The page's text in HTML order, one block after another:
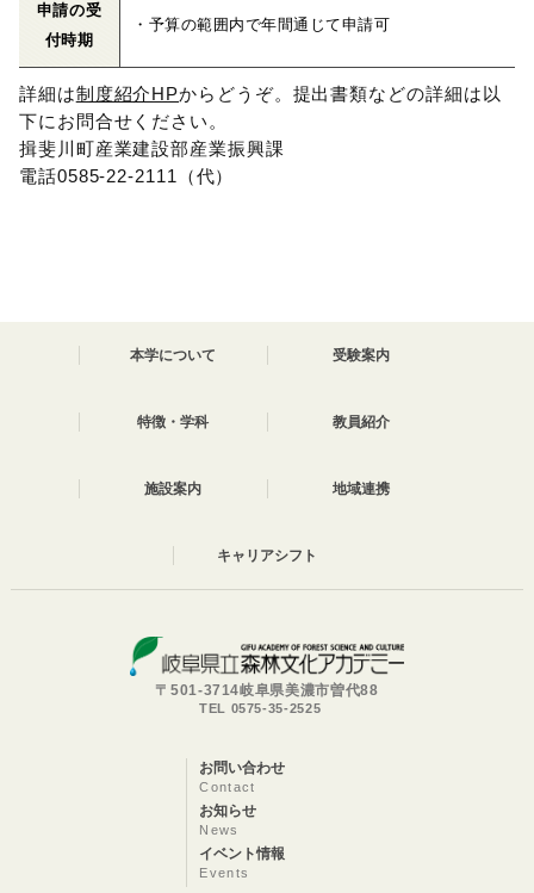
申請の受
付時期
・予算の範囲内で年間通じて申請可
詳細は制度紹介HPからどうぞ。提出書類などの詳細は以
下にお問合せください。
揖斐川町産業建設部産業振興課
電話0585-22-2111（代）
本学について 受験案内
特徴・学科 教員紹介
施設案内 地域連携
キャリアシフト
〒501-3714岐阜県美濃市曽代88
TEL 0575-35-2525
お問い合わせ
Contact
お知らせ
News
イベント情報
Events